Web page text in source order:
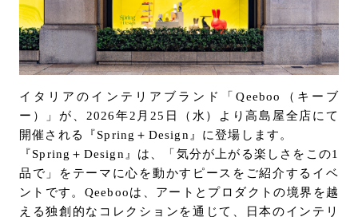
お問い合わせ
サポート
LANGUAGE : JP
URLをコピー
イタリアのインテリアブランド「Qeeboo（キーブ
ー）」が、2026年2月25日（水）より高島屋全店にて
開催される『Spring＋Design』に登場します。
『Spring＋Design』は、「気分が上がる楽しさをこの1
品で」をテーマに心を動かすピースをご紹介するイベ
ントです。Qeebooは、アートとプロダクトの境界を越
える独創的なコレクションを通じて、日本のインテリ